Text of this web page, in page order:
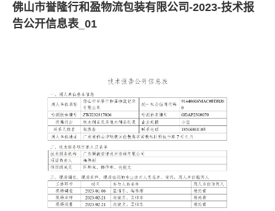
佛山市誉隆行和盈物流包装有限公司-2023-技术报
告公开信息表_01